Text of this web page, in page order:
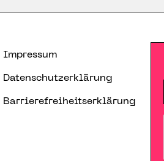
Impressum
Datenschutzerklärung
Barrierefreiheitserklärung